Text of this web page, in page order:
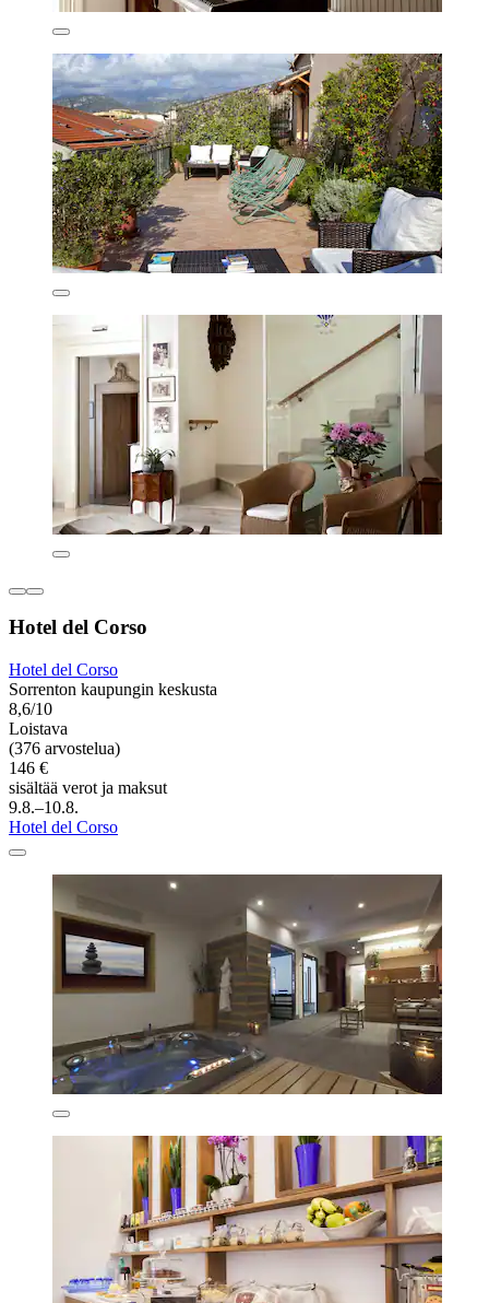
Hotel del Corso
Hotel del Corso
Sorrenton kaupungin keskusta
8,6/10
Loistava
(376 arvostelua)
146 €
sisältää verot ja maksut
9.8.–10.8.
Hotel del Corso